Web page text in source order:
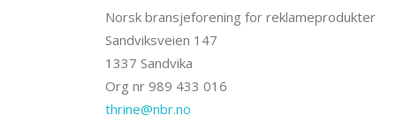
Norsk bransjeforening for reklameprodukter
Sandviksveien 147
1337 Sandvika
Org nr 989 433 016
thrine@nbr.no